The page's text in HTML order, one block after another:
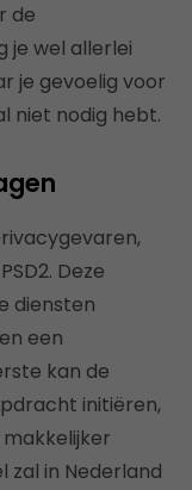
de
je wel allerlei
je gevoelig voor
niet nodig hebt.
Deze
diensten
een
kan de
initiëren,
in Nederland